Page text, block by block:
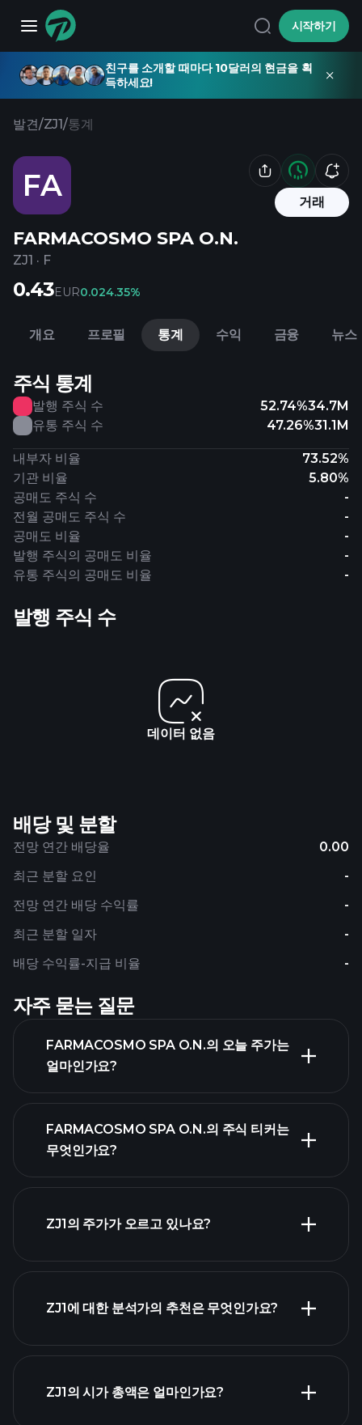
시작하기
친구를 소개할 때마다 10달러의 현금을 획
득하세요!
발견/ZJ1/통계
FA 거래
FARMACOSMO SPA O.N.
ZJ1 · F
0.43EUR0.024.35%
개요 프로필 통계 수익 금융 뉴스
주식 통계
발행 주식 수 52.74%34.7M
유통 주식 수
47.26%31.1M
내부자 비율
73.52%
기관 비율
5.80%
공매도 주식 수
-
전월 공매도 주식 수
-
공매도 비율
-
발행 주식의 공매도 비율
-
유통 주식의 공매도 비율
-
발행 주식 수
데이터 없음
배당 및 분할
전망 연간 배당율 0.00
전망 연간 배당 수익률 -
배당 수익률-지급 비율 -
최근 분할 요인 -
최근 분할 일자 -
자주 묻는 질문
FARMACOSMO SPA O.N.의 오늘 주가는
얼마인가요?
급 차트
FARMACOSMO SPA O.N.의 주식 티커는
무엇인가요?
ZJ1의 주가가 오르고 있나요?
ZJ1에 대한 분석가의 추천은 무엇인가요?
ZJ1의 시가 총액은 얼마인가요?